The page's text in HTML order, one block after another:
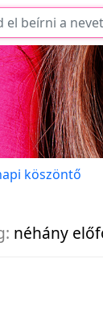
köszöntő
néhány